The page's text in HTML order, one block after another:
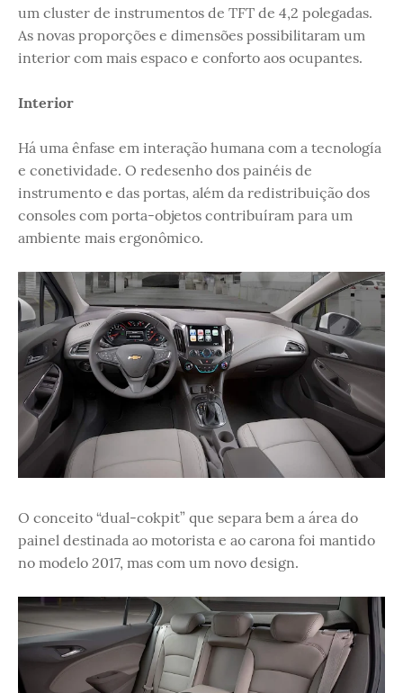
um cluster de instrumentos de TFT de 4,2 polegadas.
As novas proporções e dimensões possibilitaram um
interior com mais espaco e conforto aos ocupantes.
Interior
Há uma ênfase em interação humana com a tecnología
e conetividade. O redesenho dos painéis de
instrumento e das portas, além da redistribuição dos
consoles com porta-objetos contribuíram para um
ambiente mais ergonômico.
O conceito “dual-cokpit” que separa bem a área do
painel destinada ao motorista e ao carona foi mantido
no modelo 2017, mas com um novo design.